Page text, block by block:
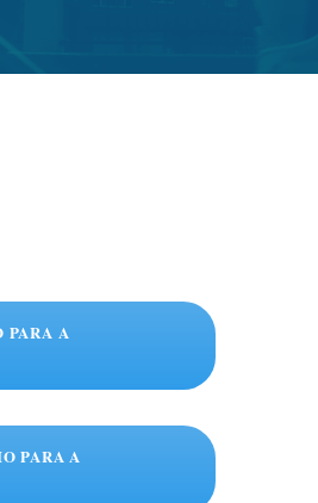
PARA A
PARA A